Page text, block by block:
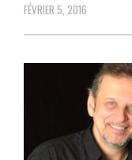
FÉVRIER 5, 2016